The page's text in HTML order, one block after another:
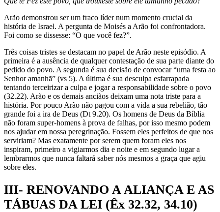
Arão demonstrou ser um fraco líder num momento crucial da
história de Israel. A pergunta de Moisés a Arão foi confrontadora.
Foi como se dissesse: “O que você fez?”.
Três coisas tristes se desta­cam no papel de Arão neste epi­sódio. A
primeira é a ausência de qualquer contestação de sua parte diante do
pedido do povo. A segunda é sua decisão de convocar “uma festa ao
Senhor amanhã” (vs 5). A última é sua desculpa esfarrapada
tentando terceirizar a culpa e jogar a responsabilidade sobre o povo
(32.22). Arão e os demais anciãos deixam uma nota triste para a
história. Por pouco Arão não pagou com a vida a sua rebelião, tão
grande foi a ira de Deus (Dt 9.20). Os homens de Deus da Bíblia
não foram super-homens à prova de falhas, por isso mesmo podem
nos ajudar em nossa peregrinação. Fossem eles perfeitos de que nos
serviriam? Mas exatamente por serem quem foram eles nos
inspiram, primeiro a vigiarmos dia e noite e em segundo lugar a
lembrarmos que nunca faltará saber nós mesmos a graça que agiu
sobre eles.
III- RENOVANDO A ALIANÇA E AS
TÁBUAS DA LEI (Êx 32.32, 34.10)